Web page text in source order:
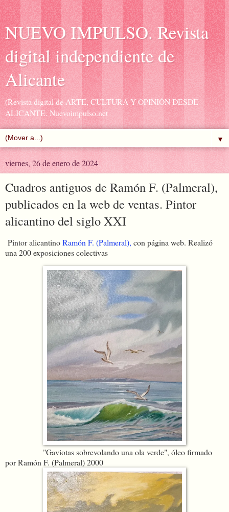
NUEVO IMPULSO. Revista
digital independiente de
Alicante
(Revista digital de ARTE, CULTURA Y OPINIÓN DESDE
ALICANTE. Nuevoimpulso.net
▼
viernes, 26 de enero de 2024
Cuadros antiguos de Ramón F. (Palmeral),
publicados en la web de ventas. Pintor
alicantino del siglo XXI
Pintor alicantinoRamón F. (Palmeral), con página web. Realizó
una 200 exposiciones colectivas
"Gaviotas sobrevolando una ola verde", óleo firmado
por Ramón F. (Palmeral) 2000